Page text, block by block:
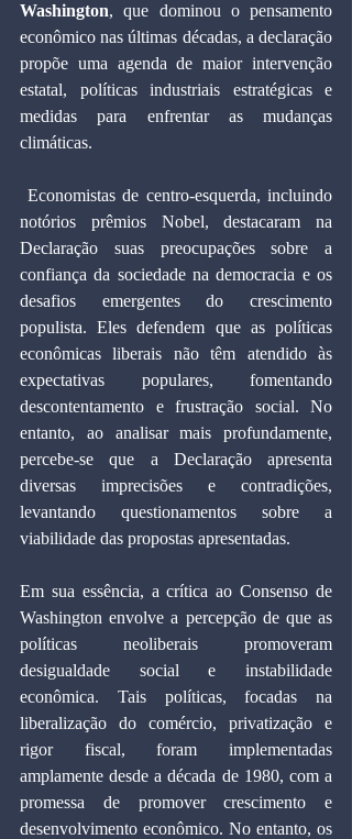
Washington, que dominou o pensamento
econômico nas últimas décadas, a declaração
propõe uma agenda de maior intervenção
estatal, políticas industriais estratégicas e
medidas para enfrentar as mudanças
climáticas.
Economistas de centro-esquerda, incluindo
notórios prêmios Nobel, destacaram na
Declaração suas preocupações sobre a
confiança da sociedade na democracia e os
desafios emergentes do crescimento
populista. Eles defendem que as políticas
econômicas liberais não têm atendido às
expectativas populares, fomentando
descontentamento e frustração social. No
entanto, ao analisar mais profundamente,
percebe-se que a Declaração apresenta
diversas imprecisões e contradições,
levantando questionamentos sobre a
viabilidade das propostas apresentadas.
Em sua essência, a crítica ao Consenso de
Washington envolve a percepção de que as
políticas neoliberais promoveram
desigualdade social e instabilidade
econômica. Tais políticas, focadas na
liberalização do comércio, privatização e
rigor fiscal, foram implementadas
amplamente desde a década de 1980, com a
promessa de promover crescimento e
desenvolvimento econômico. No entanto, os